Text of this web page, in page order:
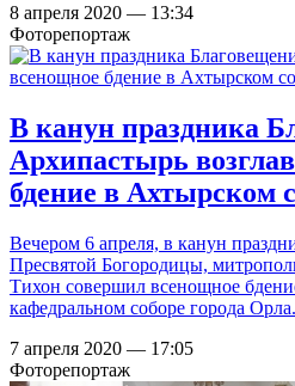
8 апреля 2020 — 13:34
Фоторепортаж
В канун праздника
Архипастырь
бдение в Ахтырском
Вечером 6 апреля, в канун
Пресвятой Богородицы,
Тихон совершил всенощное
кафедральном соборе города Орла.
7 апреля 2020 — 17:05
Фоторепортаж